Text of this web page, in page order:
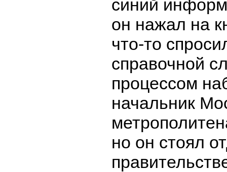
синий
он нажал на
что-то
справочной
процессом
начальник
но он стоял